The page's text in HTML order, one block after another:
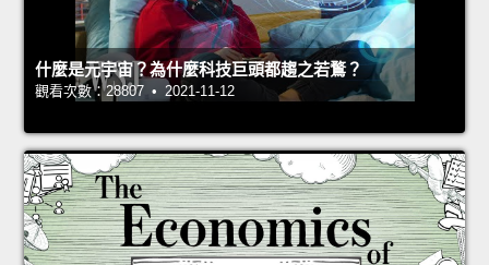
什麼是元宇宙？為什麼科技巨頭都趨之若鶩？
觀看次數：28807 • 2021-11-12